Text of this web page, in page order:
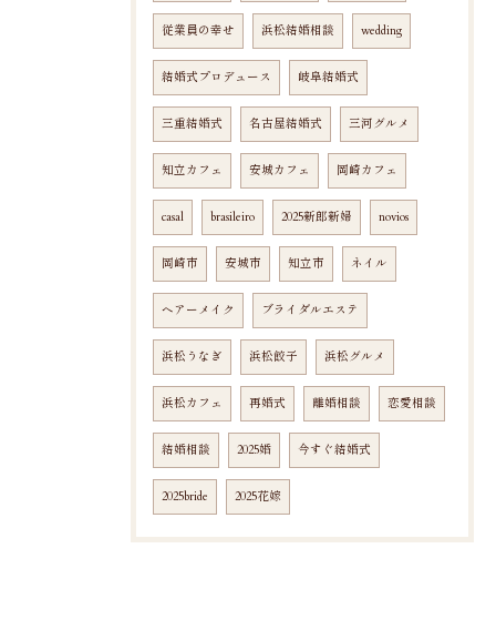
従業員の幸せ 浜松結婚相談 wedding
結婚式プロデュース 岐阜結婚式
三重結婚式 名古屋結婚式 三河グルメ
知立カフェ 安城カフェ 岡崎カフェ
casal brasileiro 2025新郎新婦 novios
岡崎市 安城市 知立市 ネイル
ヘアーメイク ブライダルエステ
浜松うなぎ 浜松餃子 浜松グルメ
浜松カフェ 再婚式 離婚相談 恋愛相談
結婚相談 2025婚 今すぐ結婚式
2025bride 2025花嫁